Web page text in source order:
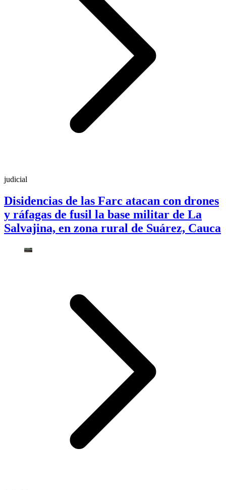
judicial
Disidencias de las Farc atacan con drones
y ráfagas de fusil la base militar de La
Salvajina, en zona rural de Suárez, Cauca